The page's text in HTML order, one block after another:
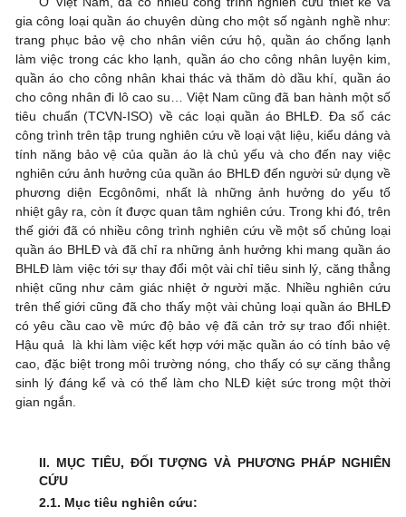
gia công loại quần áo chuyên dùng cho một số ngành nghề như:
trang phục bảo vệ cho nhân viên cứu hộ, quần áo chống lạnh
làm việc trong các kho lạnh, quần áo cho công nhân luyện kim,
quần áo cho công nhân khai thác và thăm dò dầu khí, quần áo
cho công nhân đi lô cao su… Việt Nam cũng đã ban hành một số
tiêu chuẩn (TCVN-ISO) về các loại quần áo BHLĐ. Đa số các
công trình trên tập trung nghiên cứu về loại vật liệu, kiểu dáng và
tính năng bảo vệ của quần áo là chủ yếu và cho đến nay việc
nghiên cứu ảnh hưởng của quần áo BHLĐ đến người sử dụng về
phương diện Ecgônômi, nhất là những ảnh hưởng do yếu tố
nhiệt gây ra, còn ít được quan tâm nghiên cứu. Trong khi đó, trên
thế giới đã có nhiều công trình nghiên cứu về một số chủng loại
quần áo BHLĐ và đã chỉ ra những ảnh hưởng khi mang quần áo
BHLĐ làm việc tới sự thay đổi một vài chỉ tiêu sinh lý, căng thẳng
nhiệt cũng như cảm giác nhiệt ở người mặc. Nhiều nghiên cứu
trên thế giới cũng đã cho thấy một vài chủng loại quần áo BHLĐ
có yêu cầu cao về mức độ bảo vệ đã cản trở sự trao đổi nhiệt.
Hậu quả là khi làm việc kết hợp với mặc quần áo có tính bảo vệ
cao, đặc biệt trong môi trường nóng, cho thấy có sự căng thẳng
sinh lý đáng kể và có thể làm cho NLĐ kiệt sức trong một thời
gian ngắn.
II. MỤC TIÊU, ĐỐI TƯỢNG VÀ PHƯƠNG PHÁP NGHIÊN
CỨU
2.1. Mục tiêu nghiên cứu: